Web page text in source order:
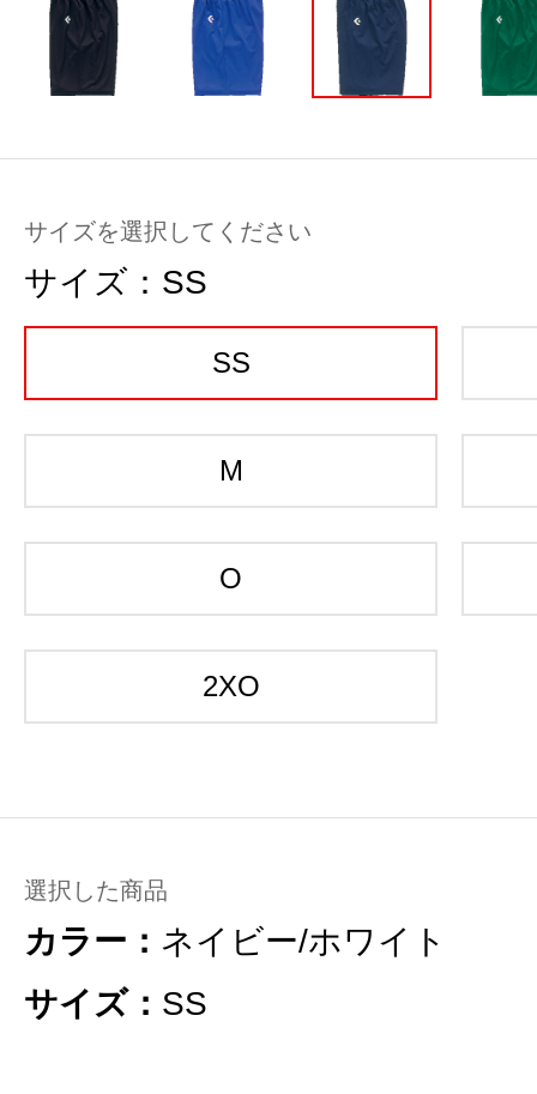
サイズを選択してください
サイズ： SS
SS
M
O
2XO
選択した商品
カラー： ネイビー/ホワイト
サイズ： SS